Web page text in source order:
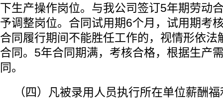
下生产操作岗位。与我公司签订5年期劳动
予调整岗位。合同试用期6个月，试用期考
合同履行期间不能胜任工作的，视情形依法
合同。5年合同期满，考核合格，根据生产
同。
（四）凡被录用人员执行所在单位薪酬